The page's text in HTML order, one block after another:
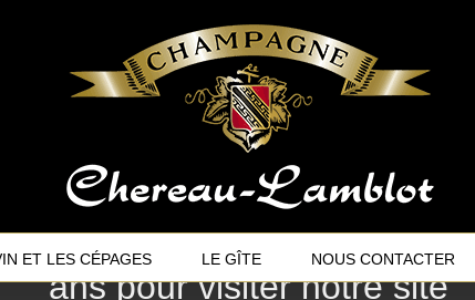
ET LES CÉPAGES LE GÎTE NOUS CONTACTER
Vous devez avoir au moins 18
ans pour visiter notre site